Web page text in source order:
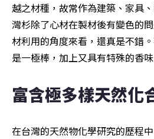
越之材種，故常作為建築、家具
灣杉除了心材在製材後有變色的
材利用的角度來看，還真是不錯
是一極棒，加上又具有特殊的香
富含極多樣天然化
在台灣的天然物化學研究的歷程